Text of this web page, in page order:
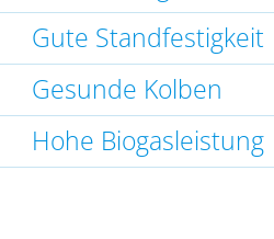
Gute Standfestigkeit
Gesunde Kolben
Hohe Biogasleistung